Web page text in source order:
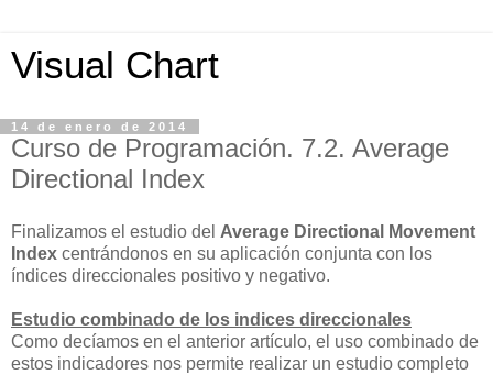
Visual Chart
14 de enero de 2014
Curso de Programación. 7.2. Average
Directional Index
Finalizamos el estudio del Average Directional Movement
Index centrándonos en su aplicación conjunta con los
índices direccionales positivo y negativo.
Estudio combinado de los indices direccionales
Como decíamos en el anterior artículo, el uso combinado de
estos indicadores nos permite realizar un estudio completo